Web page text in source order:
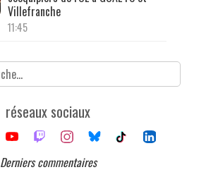
Villefranche
11:45
réseaux sociaux
Derniers commentaires